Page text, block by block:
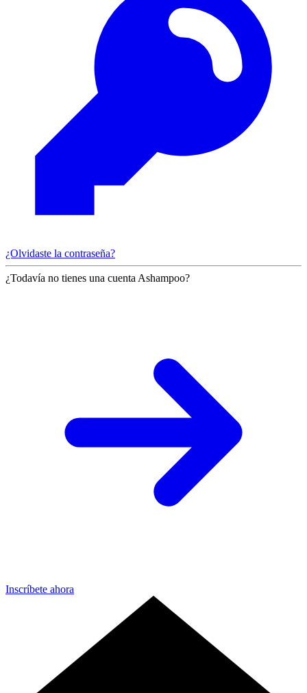
¿Olvidaste la contraseña?
¿Todavía no tienes una cuenta Ashampoo?
Inscríbete ahora